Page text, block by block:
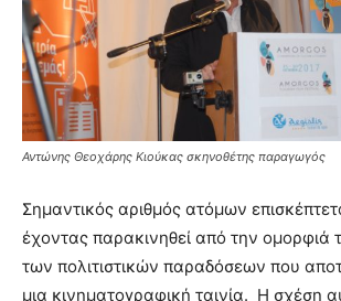
Αντώνης Θεοχάρης Κιούκας σκηνοθέτης παραγωγός
Σημαντικός αριθμός ατόμων
έχοντας παρακινηθεί από την ομορφιά
των πολιτιστικών παραδόσεων που
μια κινηματογραφική ταινία. Η σχέση